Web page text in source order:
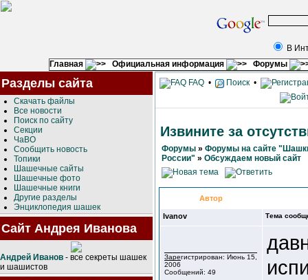
В
Главная
Официальная информация Форумы
Разделы сайта
Скачать файлы
Все новости
Поиск по сайту
Секции
ЧаВО
Сообщить новость
Топики
Шашечные сайты
Шашечные фото
Шашечные книги
Другие разделы
Энциклопедия шашек
Сайт Андрея Иванова
Андрей Иванов - все секреты шашек
и шашистов
FAQ • Поиск •
Извините за
Форумы » Форумы на сайте
России" » Обсуждаем новый сайт
Автор
Ivanov Тема
Зарегистрирован: Июнь 15,
2006
Сообщений: 49